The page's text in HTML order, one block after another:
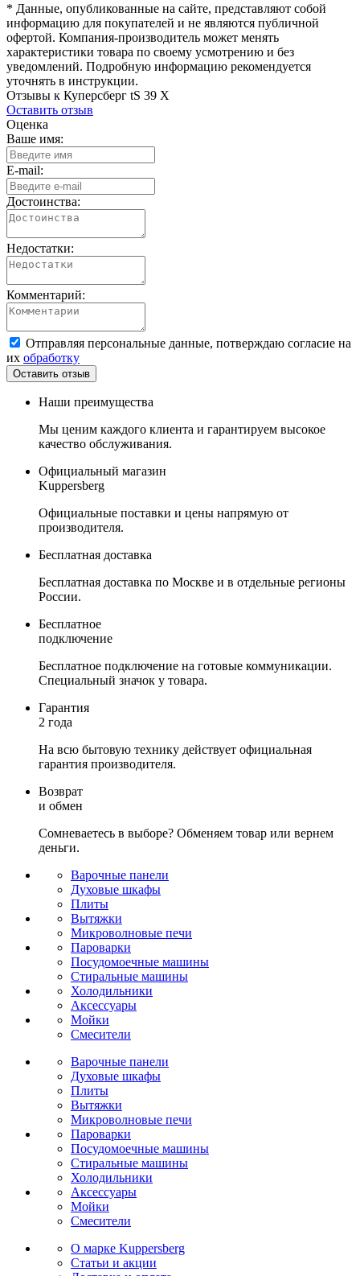
* Данные, опубликованные на сайте, представляют собой
информацию для покупателей и не являются публичной
офертой. Компания-производитель может менять
характеристики товара по своему усмотрению и без
уведомлений. Подробную информацию рекомендуется
уточнять в инструкции.
Отзывы к Куперсберг tS 39 X
Оставить отзыв
Оценка
Ваше имя:
E-mail:
Достоинства:
Недостатки:
Комментарий:
Отправляя персональные данные, потверждаю согласие на
их обработку
Наши преимущества
Мы ценим каждого клиента и гарантируем высокое
качество обслуживания.
Официальный магазин
Kuppersberg
Официальные поставки и цены напрямую от
производителя.
Бесплатная доставка
Бесплатная доставка по Москве и в отдельные регионы
России.
Бесплатное
подключение
Бесплатное подключение на готовые коммуникации.
Специальный значок у товара.
Гарантия
2 года
На всю бытовую технику действует официальная
гарантия производителя.
Возврат
и обмен
Сомневаетесь в выборе? Обменяем товар или вернем
деньги.
Варочные панели
Духовые шкафы
Плиты
Вытяжки
Микроволновые печи
Пароварки
Посудомоечные машины
Стиральные машины
Холодильники
Аксессуары
Мойки
Cмесители
Варочные панели
Духовые шкафы
Плиты
Вытяжки
Микроволновые печи
Пароварки
Посудомоечные машины
Стиральные машины
Холодильники
Аксессуары
Мойки
Cмесители
О марке Kuppersberg
Статьи и акции